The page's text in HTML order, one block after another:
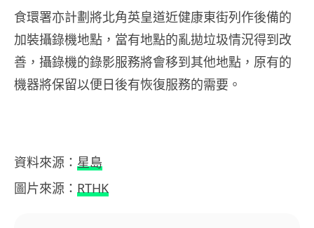
食環署亦計劃將北角英皇道近健康東街列作後備的
加裝攝錄機地點，當有地點的亂拋垃圾情況得到改
善，攝錄機的錄影服務將會移到其他地點，原有的
機器將保留以便日後有恢復服務的需要。
資料來源： 星島
圖片來源： RTHK